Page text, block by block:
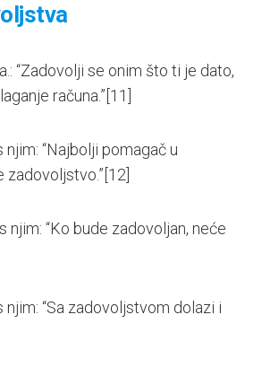
“Zadovolji se onim što ti je dato,
računa.” [11]
njim: “Najbolji pomagač u
zadovoljstvo.” [12]
njim: “Ko bude zadovoljan, neće
njim: “Sa zadovoljstvom dolazi i